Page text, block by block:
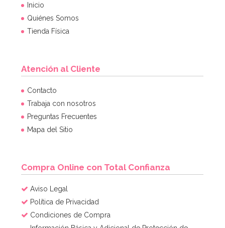
Inicio
Quiénes Somos
Tienda Física
Atención al Cliente
Contacto
Trabaja con nosotros
Preguntas Frecuentes
Mapa del Sitio
Compra Online con Total Confianza
Aviso Legal
Política de Privacidad
Condiciones de Compra